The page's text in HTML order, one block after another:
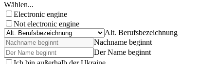
Wählen...
Electronic engine
Not electronic engine
Alt. Berufsbezeichnung
Nachname beginnt
Der Name beginnt